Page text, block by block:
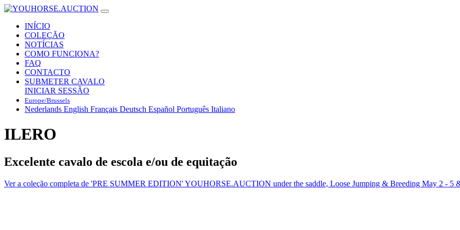
INÍCIO
COLEÇÃO
NOTÍCIAS
COMO FUNCIONA?
FAQ
CONTACTO
SUBMETER CAVALO
INICIAR SESSÃO
Europe/Brussels
Nederlands English Français Deutsch Español Português Italiano
ILERO
Excelente cavalo de escola e/ou de equitação
Ver a coleção completa de 'PRE SUMMER EDITION' YOUHORSE.AUCTION under the saddle, Loose Jumping & Breeding May 2 - 5